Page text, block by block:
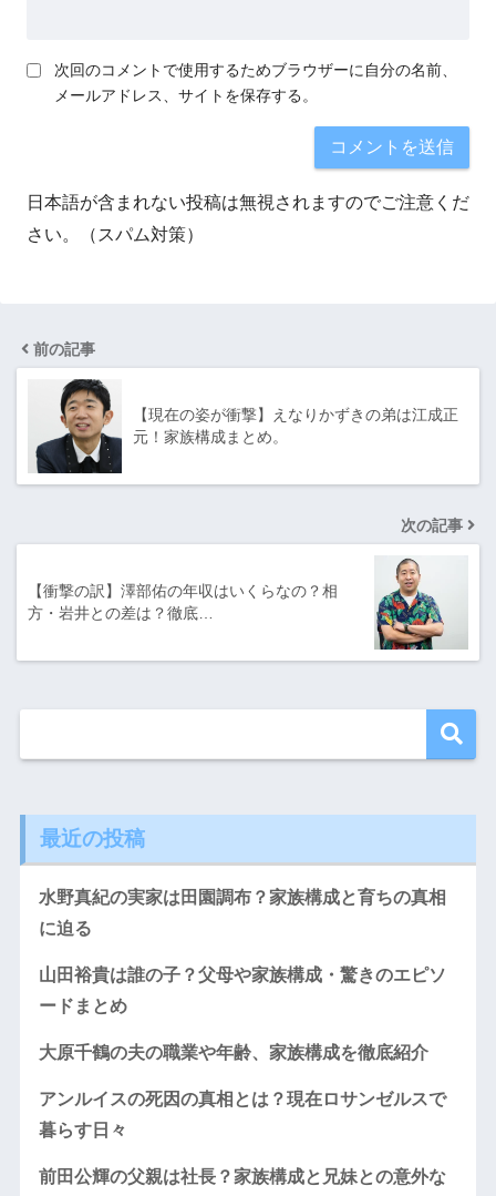
次回のコメントで使用するためブラウザーに自分の名前、
メールアドレス、サイトを保存する。
日本語が含まれない投稿は無視されますのでご注意くだ
さい。（スパム対策）
前の記事
【現在の姿が衝撃】えなりかずきの弟は江成正
元！家族構成まとめ。
次の記事
【衝撃の訳】澤部佑の年収はいくらなの？相
方・岩井との差は？徹底…
最近の投稿
水野真紀の実家は田園調布？家族構成と育ちの真相
に迫る
山田裕貴は誰の子？父母や家族構成・驚きのエピソ
ードまとめ
大原千鶴の夫の職業や年齢、家族構成を徹底紹介
アンルイスの死因の真相とは？現在ロサンゼルスで
暮らす日々
前田公輝の父親は社長？家族構成と兄妹との意外な